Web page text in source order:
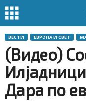
ВЕСТИ ЕВРОПА И СВЕТ
(Видео)
Дара по